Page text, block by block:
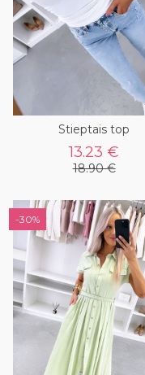
Stieptais top
13.23 €
18.90 €
-30%